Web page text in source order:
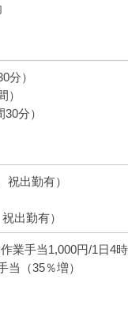
）
分）
出勤有）
出勤有）
作業手当1,000円/1日4時
（35％増）